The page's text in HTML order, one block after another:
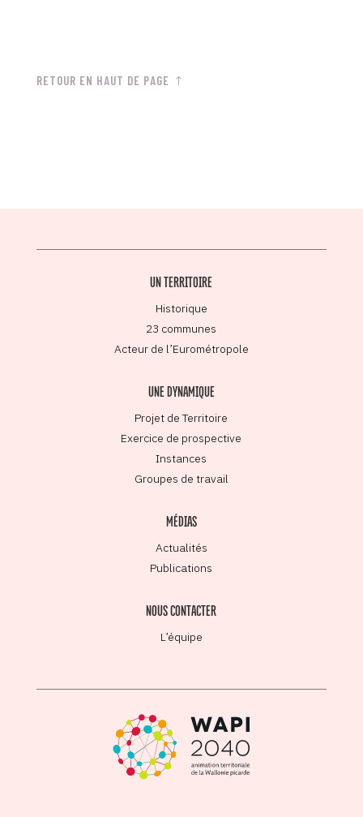
RETOUR EN HAUT DE PAGE
UN TERRITOIRE
Historique
23 communes
Acteur de l’Eurométropole
UNE DYNAMIQUE
Projet de Territoire
Exercice de prospective
Instances
Groupes de travail
MÉDIAS
Actualités
Publications
NOUS CONTACTER
L’équipe